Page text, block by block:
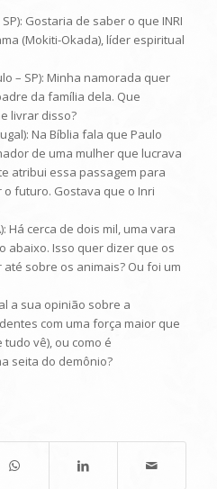
Gostaria de saber o que INRI
(Mokiti-Okada), líder espiritual
– SP): Minha namorada quer
da família dela. Que
livrar disso?
Na Bíblia fala que Paulo
de uma mulher que lucrava
atribui essa passagem para
futuro. Gostava que o Inri
Há cerca de dois mil, uma vara
abaixo. Isso quer dizer que os
sobre os animais? Ou foi um
a sua opinião sobre a
com uma força maior que
tudo vê), ou como é
seita do demônio?